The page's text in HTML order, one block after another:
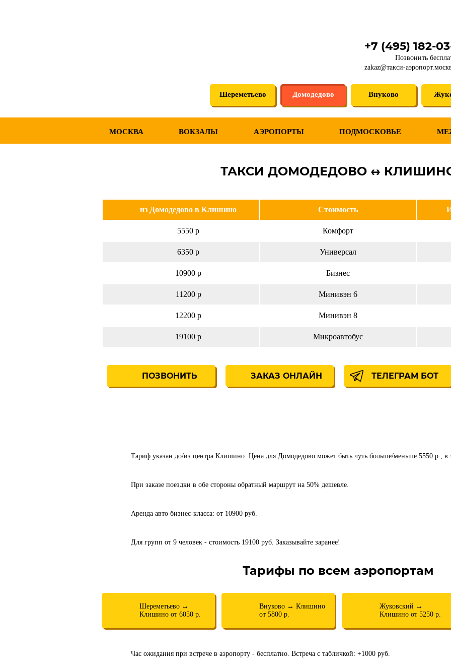
+7 (495) 182-
Позвонить
zakaz@такси-
Шереметьево Домодедово Внуково
МОСКВА ВОКЗАЛЫ АЭРОПОРТЫ ПОДМОСКОВЬЕ
ТАКСИ ДОМОДЕДОВО ↔
из Домодедово в Клишино Стоимость
5550 р Комфорт
6350 р Универсал
10900 р Бизнес
11200 р Минивэн 6
12200 р Минивэн 8
19100 р Микроавтобус
ПОЗВОНИТЬ ЗАКАЗ ОНЛАЙН ТЕЛЕГРАМ БОТ
Тариф указан до/из центра Клишино. Цена для Домодедово может быть чуть больше/меньше 5550 р., в
При заказе поездки в обе стороны обратный маршрут на 50% дешевле.
Аренда авто бизнес-класса: от 10900 руб.
Для групп от 9 человек - стоимость 19100 руб. Заказывайте заранее!
Тарифы по всем аэропортам
Шереметьево ↔
Клишино от 6050 р.
Внуково ↔ Клишино
от 5800 р.
Жуковский ↔
Клишино от 5250 р.
Час ожидания при встрече в аэропорту - бесплатно. Встреча с табличкой: +1000 руб.